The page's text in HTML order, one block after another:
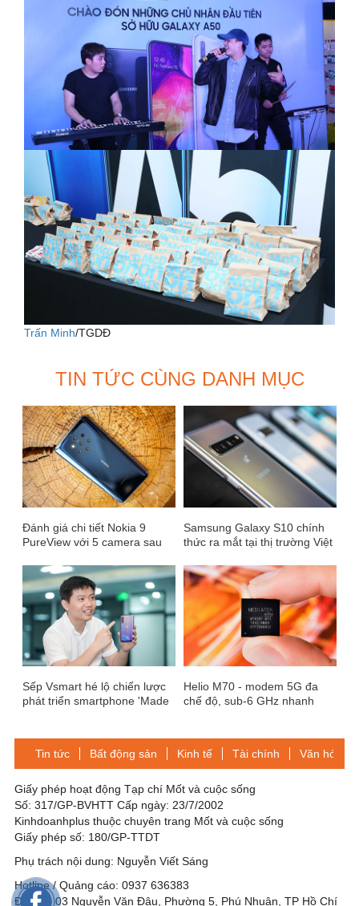
Trấn Minh/TGDĐ
TIN TỨC CÙNG DANH MỤC
Đánh giá chi tiết Nokia 9
PureView với 5 camera sau
Samsung Galaxy S10 chính
thức ra mắt tại thị trường Việt
Sếp Vsmart hé lộ chiến lược
phát triển smartphone 'Made
Helio M70 - modem 5G đa
chế độ, sub-6 GHz nhanh
Tin tức Bất động sản Kinh tế Tài chính Văn hóa-
Giấy phép hoạt động Tạp chí Mốt và cuộc sống
Số: 317/GP-BVHTT Cấp ngày: 23/7/2002
Kinhdoanhplus thuộc chuyên trang Mốt và cuộc sống
Giấy phép số: 180/GP-TTDT
Phụ trách nội dung: Nguyễn Viết Sáng
Hotline / Quảng cáo: 0937 636383
Địa chỉ: 03 Nguyễn Văn Đậu, Phường 5, Phú Nhuận, TP Hồ Chí